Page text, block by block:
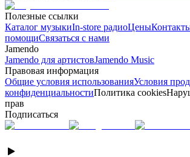
Полезные ссылки
Каталог музыкиIn-store радиоЦены
помощиСвязаться с нами
Jamendo
Jamendo для артистовJamendo Music
Правовая информация
Общие условия использованияУсловия
конфиденциальностиПолитика cookies
прав
Подписаться